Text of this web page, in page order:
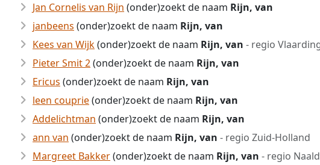
Jan Cornelis van Rijn (onder)zoekt de naam Rijn, van
janbeens (onder)zoekt de naam Rijn, van
Kees van Wijk(onder)zoekt de naam Rijn, van - regio
Pieter Smit 2(onder)zoekt de naam Rijn, van
Ericus (onder)zoekt de naam Rijn, van
leen couprie(onder)zoekt de naam Rijn, van
Addelichtman (onder)zoekt de naam Rijn, van
ann van (onder)zoekt de naam Rijn, van - regio Zuid-Holland
Margreet Bakker(onder)zoekt de naam Rijn, van - regio